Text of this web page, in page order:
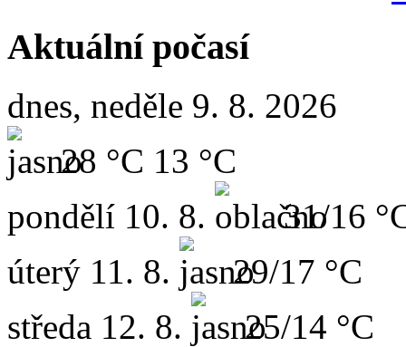
Aktuální počasí
dnes, neděle 9. 8. 2026
28 °C 13 °C
pondělí 10. 8.
31/16
úterý 11. 8.
29/17 °C
středa 12. 8. 25/14 °C